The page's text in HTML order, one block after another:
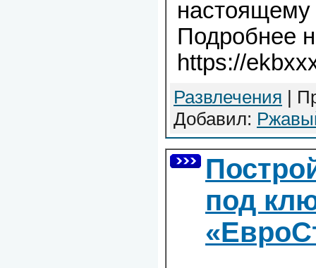
настоящему
Подробнее
https://
Развлечения |
Добавил:
под